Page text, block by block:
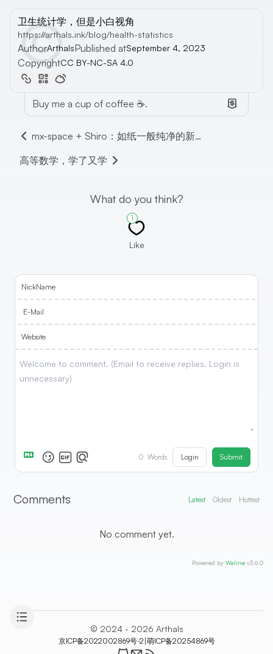
卫生统计学，但是小白视角
https://arthals.ink/blog/health-statistics
AuthorArthalsPublished atSeptember 4, 2023
CopyrightCC BY-NC-SA 4.0
Buy me a cup of coffee ☕.
mx-space + Shiro：如纸一般纯净的新博客
高等数学，学了又学
What do you think?
1
Like
NickName
E-Mail
Website
0 Words Login Submit
Comments Latest Oldest Hottest
No comment yet.
Powered by Waline v3.6.0
© 2024 - 2026 Arthals
京ICP备2022002869号-2 |萌ICP备20254869号